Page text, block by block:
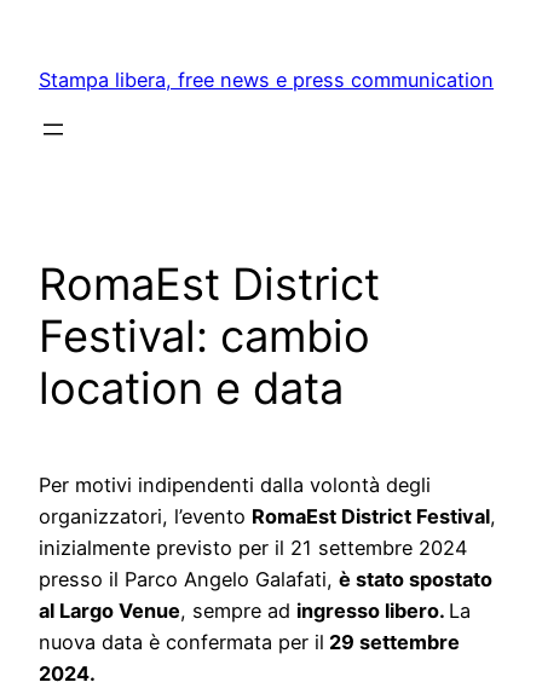
content
Stampa libera, free news e press communication
RomaEst District
Festival: cambio
location e data
Per motivi indipendenti dalla volontà degli
organizzatori, l’evento RomaEst District Festival,
inizialmente previsto per il 21 settembre 2024
presso il Parco Angelo Galafati, è stato spostato
al Largo Venue, sempre ad ingresso libero. La
nuova data è confermata per il 29 settembre
2024.